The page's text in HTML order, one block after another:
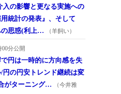
入の影響と更なる実施への
統計の発表』、そして
の思惑(利上…
（羊飼い）
00分公開
円は一時的に方向感を失
円の円安トレンド継続は変
がターニング…
（今井雅